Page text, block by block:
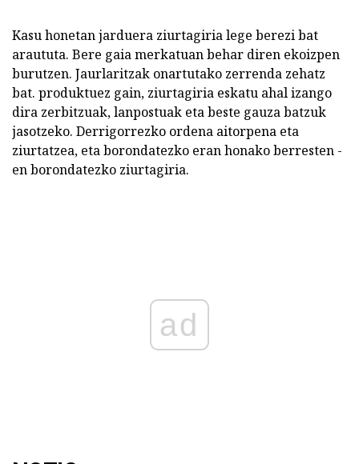
Kasu honetan jarduera ziurtagiria lege berezi bat
araututa. Bere gaia merkatuan behar diren ekoizpen
burutzen. Jaurlaritzak onartutako zerrenda zehatz
bat. produktuez gain, ziurtagiria eskatu ahal izango
dira zerbitzuak, lanpostuak eta beste gauza batzuk
jasotzeko. Derrigorrezko ordena aitorpena eta
ziurtatzea, eta borondatezko eran honako berresten -
en borondatezko ziurtagiria.
ad